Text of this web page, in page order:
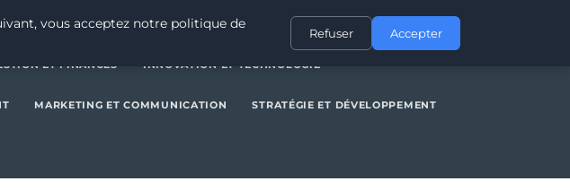
GENERAL GESTION ET FINANCESINNOVATION ET TECHNOLOGIE
ET FINANCES INNOVATION ET TECHNOLOGIE
MARKETING ET COMMUNICATION STRATÉGIE ET DÉVELOPPEMENT
vous acceptez notre politique de
Refuser Accepter